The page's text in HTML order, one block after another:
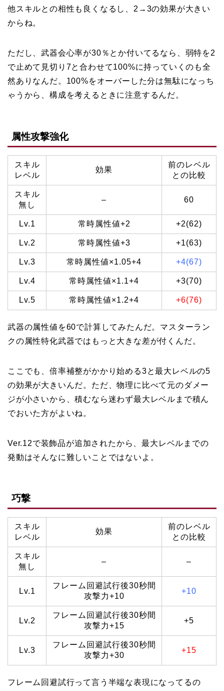
他スキルとの相性も良くなるし、2→3の効果が大きい
からね。
ただし、武器会心率が30％とか付いてるなら、弱特を2
で止めて見切り7と合わせて100%に持っていくのも全
然ありなんだ。100%をオーバーした分は無駄になっち
ゃうから、構成を考えるときに注意するんだ。
属性攻撃強化
スキル
レベル
効果
前のレベル
との比較
スキル
無し
– 60
Lv.1 常時属性値+2 +2(62)
Lv.2 常時属性値+3 +1(63)
Lv.3 常時属性値×1.05+4 +4(67)
Lv.4 常時属性値×1.1+4 +3(70)
Lv.5 常時属性値×1.2+4 +6(76)
武器の属性値を60で計算してみたんだ。マスターラン
クの属性特化武器ではもっと大きな差が付くんだ。
ここでも、倍率補整がかかり始める3と最大レベルの5
の効果が大きいんだ。ただ、物理に比べて元のダメー
ジが小さいから、積むなら迷わず最大レベルまで積ん
でおいた方がよいね。
Ver.12で装飾品が追加されたから、最大レベルまでの
発動はそんなに難しいことではないよ。
巧撃
スキル
レベル
効果
前のレベル
との比較
スキル
無し
– –
Lv.1
フレーム回避試行後30秒間
攻撃力+10
+10
Lv.2
フレーム回避試行後30秒間
攻撃力+15
+5
Lv.3
フレーム回避試行後30秒間
攻撃力+30
+15
フレーム回避試行って言う半端な表現になってるの